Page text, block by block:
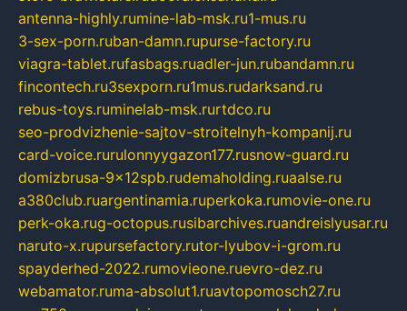
antenna-highly.rumine-lab-msk.ru1-mus.ru
3-sex-porn.ruban-damn.rupurse-factory.ru
viagra-tablet.rufasbags.ruadler-jun.rubandamn.ru
fincontech.ru3sexporn.ru1mus.rudarksand.ru
rebus-toys.ruminelab-msk.rurtdco.ru
seo-prodvizhenie-sajtov-stroitelnyh-kompanij.ru
card-voice.rurulonnyygazon177.rusnow-guard.ru
domizbrusa-9x12spb.rudemaholding.ruaalse.ru
a380club.ruargentinamia.ruperkoka.rumovie-one.ru
perk-oka.rug-octopus.rusibarchives.ruandreislyusar.ru
naruto-x.rupursefactory.rutor-lyubov-i-grom.ru
spayderhed-2022.rumovieone.ruevro-dez.ru
webamator.ruma-absolut1.ruavtopomosch27.ru